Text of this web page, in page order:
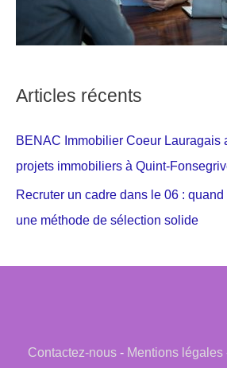
Articles récents
BENAC Immobilier Coeur Lauragais
projets immobiliers à Quint-
Recruter un cadre dans le 06 :
une méthode de sélection solide
Contactez-nous- Mentions légales